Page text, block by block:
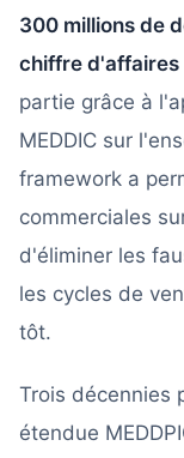
300 millions de
chiffre d'affaires
partie grâce à
MEDDIC sur
framework a
commerciales
d'éliminer les
les cycles de
tôt.
Trois décennies
étendue